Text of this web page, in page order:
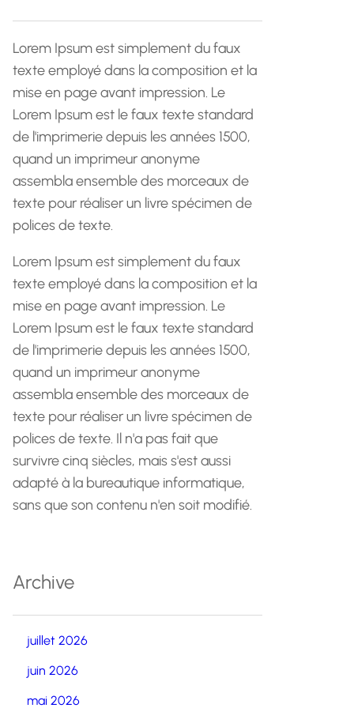
h
e
Lorem Ipsum est simplement du faux
texte employé dans la composition et la
mise en page avant impression. Le
Lorem Ipsum est le faux texte standard
de l'imprimerie depuis les années 1500,
quand un imprimeur anonyme
assembla ensemble des morceaux de
texte pour réaliser un livre spécimen de
polices de texte.
Lorem Ipsum est simplement du faux
texte employé dans la composition et la
mise en page avant impression. Le
Lorem Ipsum est le faux texte standard
de l'imprimerie depuis les années 1500,
quand un imprimeur anonyme
assembla ensemble des morceaux de
texte pour réaliser un livre spécimen de
polices de texte. Il n'a pas fait que
survivre cinq siècles, mais s'est aussi
adapté à la bureautique informatique,
sans que son contenu n'en soit modifié.
Archive
juillet 2026
juin 2026
mai 2026